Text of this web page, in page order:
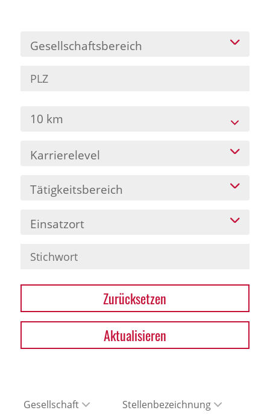
Karriere
Presse
News Archiv
Gesellschaftsbereich
10 km
Karrierelevel
Tätigkeitsbereich
Einsatzort
Zurücksetzen
Aktualisieren
Gesellschaft
Stellenbezeichnung